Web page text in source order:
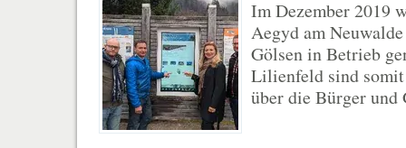
Im Dezember 2019
Aegyd am
Gölsen in Betrieb
Lilienfeld sind
über die Bürger und